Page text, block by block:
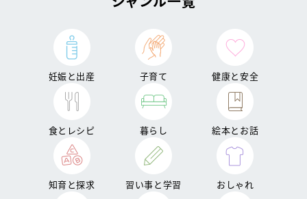
妊娠と出産 子育て 健康と安全
食とレシピ 暮らし 絵本とお話
知育と探求 習い事と学習 おしゃれ